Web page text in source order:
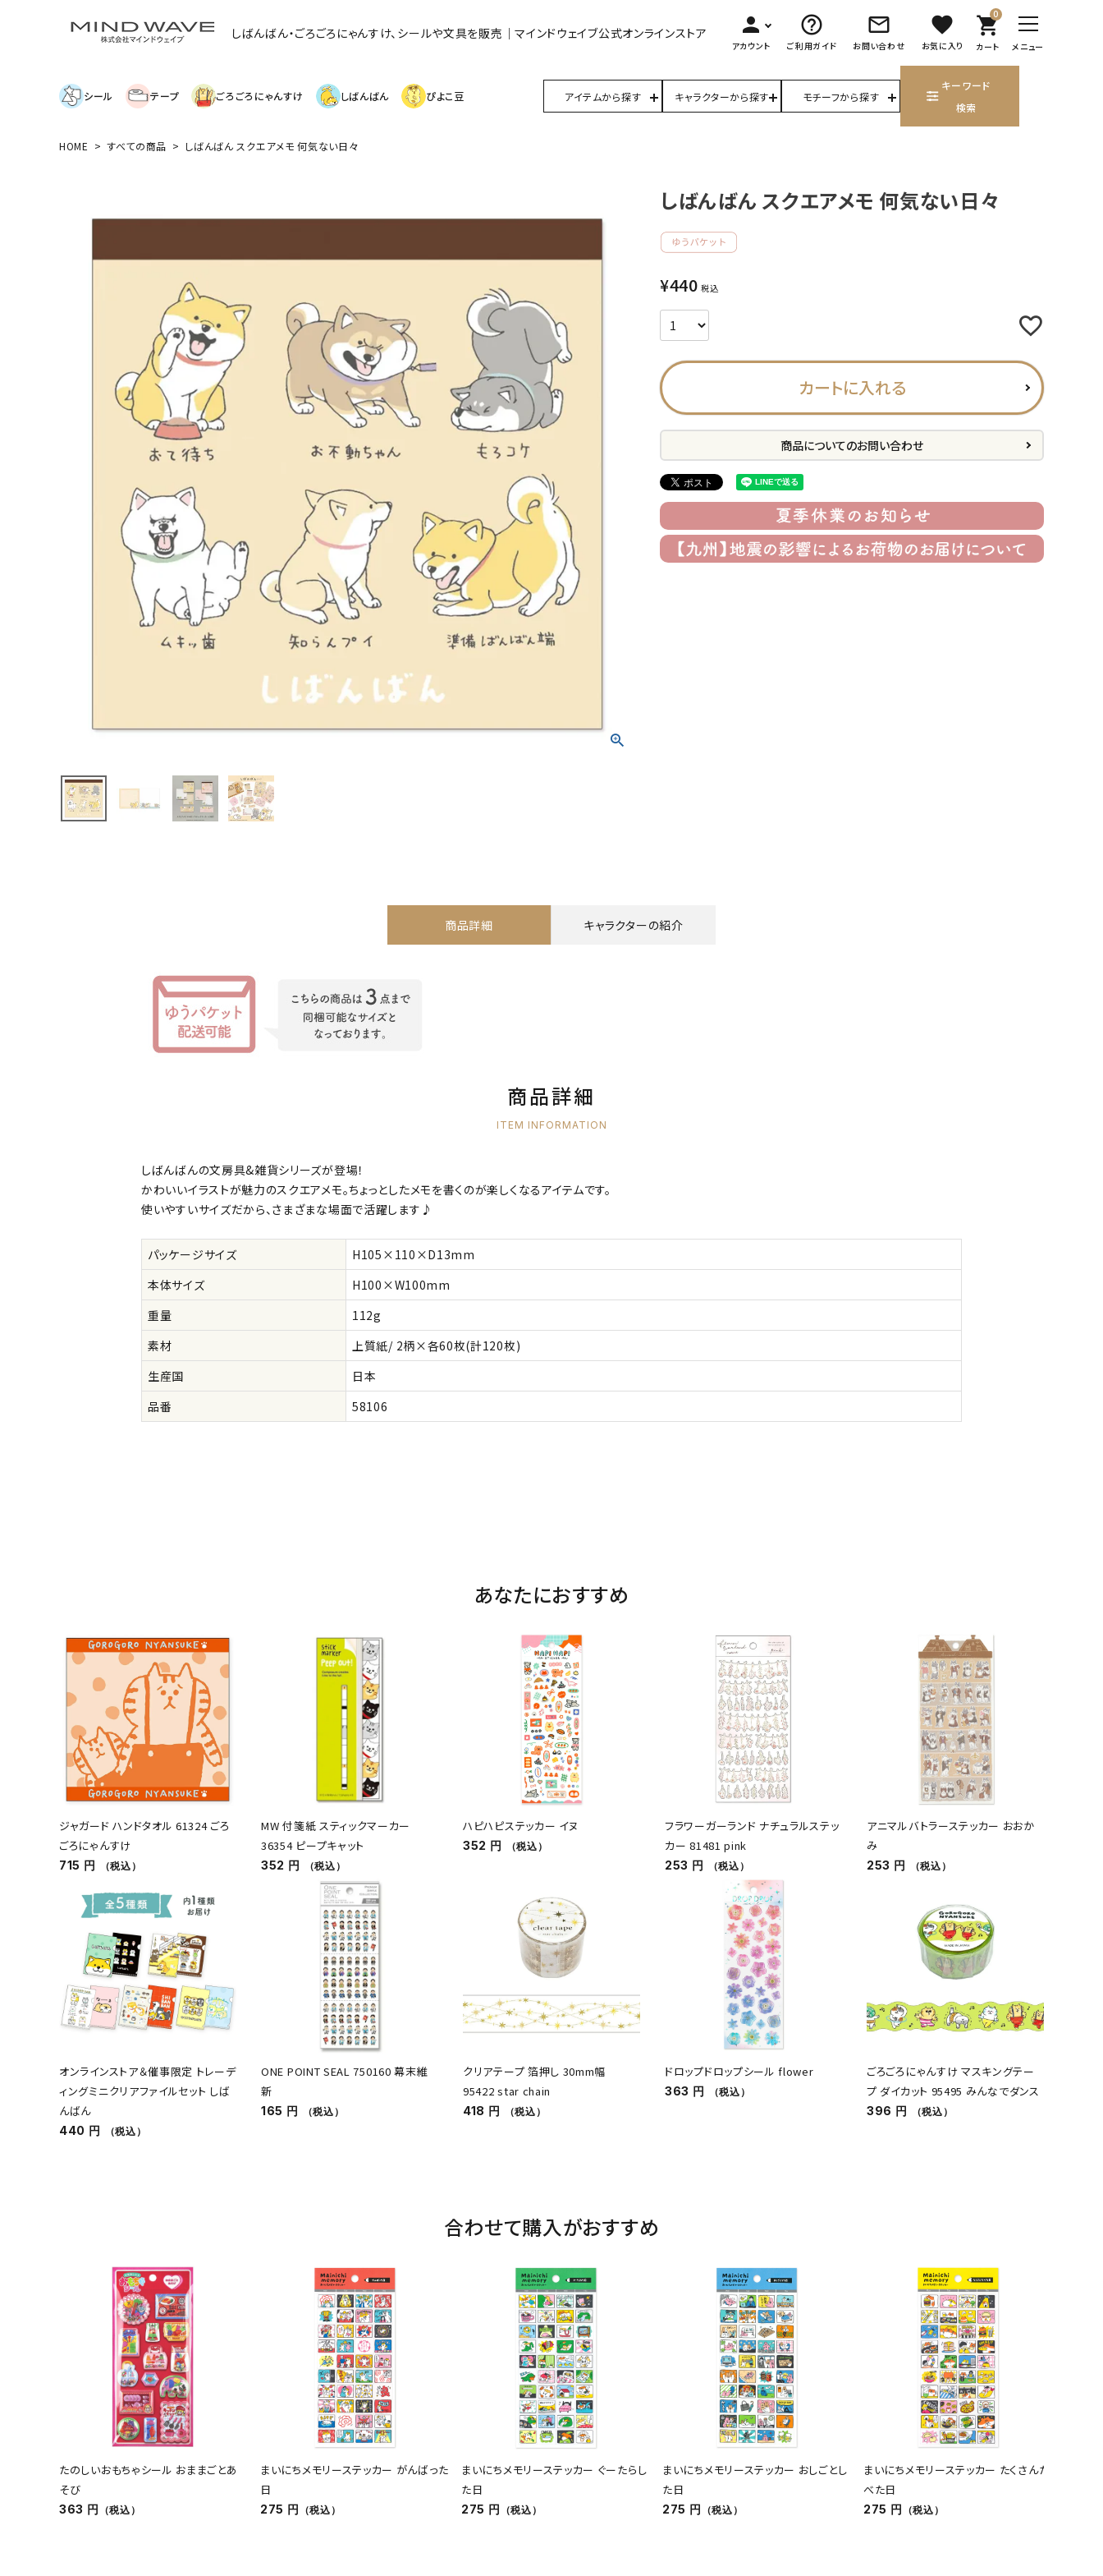
しばんばん・ごろごろにゃんすけ、シールや文具を販売｜マインドウェイブ公式オンラインストア person
アカウント
help_outline
ご利用ガイド
mail_outline
お問い合わせ
favorite
お気に入り
0
shopping_cart
カート メニュー
シール テープ ごろごろにゃんすけ しばんばん ぴよこ豆 アイテムから探す キャラクターから探す モチーフから探す
キーワード
検索
しばんばん スクエアメモ 何気ない日々
person 会員登録
HOME すべての商品 しばんばん スクエアメモ 何気ない日々
しばんばん スクエアメモ 何気ない日々
¥440 税込
カートに入れる
商品についてのお問い合わせ
商品詳細 キャラクターの紹介
商品詳細
ITEM INFORMATION
しばんばんの文房具&雑貨シリーズが登場！
かわいいイラストが魅力のスクエアメモ。ちょっとしたメモを書くのが楽しくなるアイテムです。
使いやすいサイズだから、さまざまな場面で活躍します♪
パッケージサイズ
H105×110×D13mm
本体サイズ
H100×W100mm
重量
112g
素材
上質紙/ 2柄×各60枚(計120枚)
生産国
日本
品番
58106
あなたにおすすめ
ジャガード ハンドタオル 61324 ごろ
ごろにゃんすけ
715 円 （税込）
MW 付箋紙 スティックマーカー
36354 ピープキャット
352 円 （税込）
ハピハピステッカー イヌ
352 円 （税込）
フラワーガーランド ナチュラルステッ
カー 81481 pink
253 円 （税込）
アニマルバトラーステッカー おおか
み
253 円 （税込）
オンラインストア＆催事限定 トレーデ
ィングミニクリアファイルセット しば
んばん
440 円 （税込）
ONE POINT SEAL 750160 幕末維
新
165 円 （税込）
クリアテープ 箔押し 30mm幅
95422 star chain
418 円 （税込）
ドロップドロップシール flower
363 円 （税込）
ごろごろにゃんすけ マスキングテー
プ ダイカット 95495 みんなでダンス
396 円 （税込）
合わせて購入がおすすめ
たのしいおもちゃシール おままごとあ
そび
363 円 （税込）
まいにちメモリーステッカー がんばった
日
275 円 （税込）
まいにちメモリーステッカー ぐーたらし
た日
275 円 （税込）
まいにちメモリーステッカー おしごとし
た日
275 円 （税込）
まいにちメモリーステッカー たくさんた
べた日
275 円 （税込）